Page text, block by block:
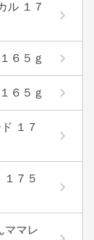
ル １７
６５ｇ
６５ｇ
１７
７５
ママレ